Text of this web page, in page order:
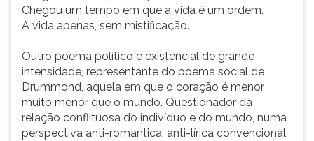
Chegou um tempo em que a vida é um ordem.
A vida apenas, sem mistificação.
Outro poema político e existencial de grande
intensidade, representante do poema social de
Drummond, aquela em que o coração é menor,
muito menor que o mundo. Questionador da
relação conflituosa do indivíduo e do mundo, numa
perspectiva anti-romantica, anti-lírica convencional,